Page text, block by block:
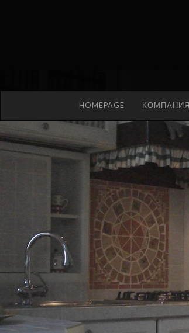
HOMEPAGE КОМПАНИЯ